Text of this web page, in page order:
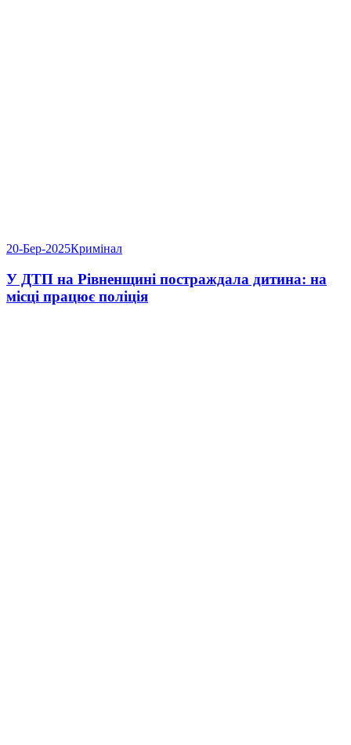
20-Бер-2025Кримінал
У ДТП на Рівненщині постраждала дитина: на
місці працює поліція